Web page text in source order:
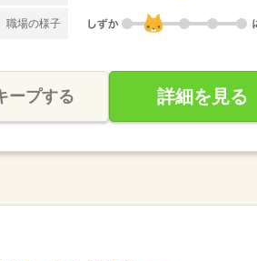
職場の様子
ープする 詳細を見る